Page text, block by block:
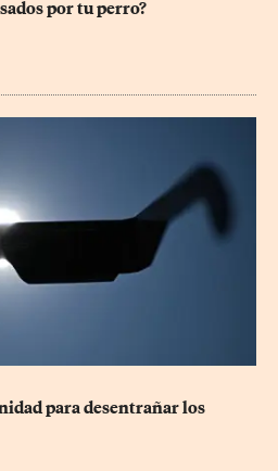
por tu perro?
para desentrañar los